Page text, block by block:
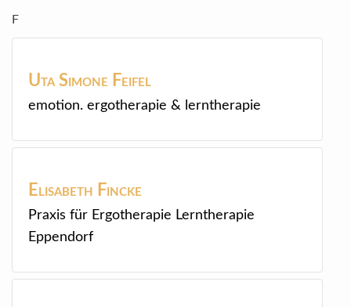
F
Uta Simone Feifel
emotion. ergotherapie & lerntherapie
Elisabeth Fincke
Praxis für Ergotherapie Lerntherapie
Eppendorf